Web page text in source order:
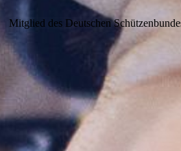
Mitglied des Deutschen